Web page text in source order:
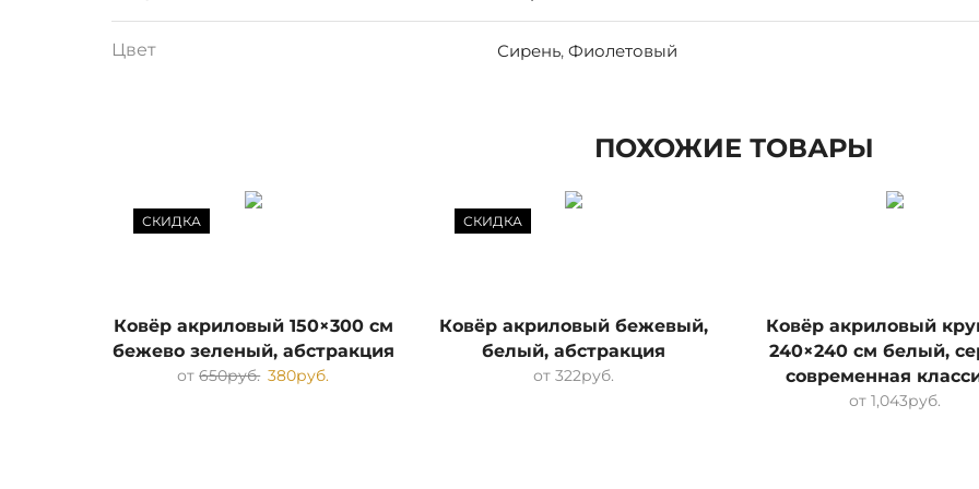
Цвет Сирень,Фиолетовый
ПОХОЖИЕ ТОВАРЫ
СКИДКА
Ковёр акриловый 150×300 см
бежево зеленый, абстракция
от650руб. 380руб.
СКИДКА
Ковёр акриловый бежевый,
белый, абстракция
от322руб.
Ковёр акриловый
240×240 см белый,
современная
от 1,043руб.